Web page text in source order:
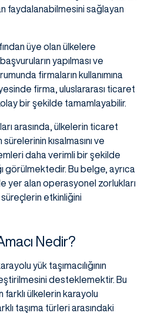
faydalanabilmesini sağlayan
üye olan ülkelere
yapılması ve
firmaların kullanımına
firma, uluslararası ticaret
bir şekilde tamamlayabilir.
arasında, ülkelerin ticaret
kısalmasını ve
daha verimli bir şekilde
görülmektedir. Bu belge, ayrıca
yer alan operasyonel zorlukları
etkinliğini
Nedir?
yük taşımacılığının
desteklemektir. Bu
ülkelerin karayolu
taşıma türleri arasındaki